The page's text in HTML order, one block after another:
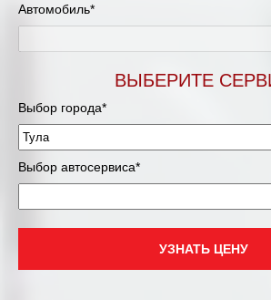
Автомобиль*
ВЫБЕРИТЕ
Выбор города*
Выбор автосервиса*
УЗНАТЬ ЦЕНУ